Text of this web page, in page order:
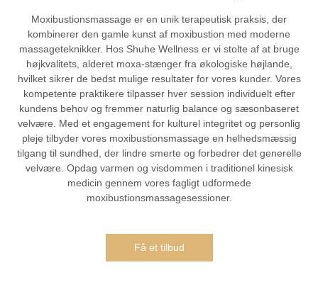
Moxibustionsmassage er en unik terapeutisk praksis, der
kombinerer den gamle kunst af moxibustion med moderne
massageteknikker. Hos Shuhe Wellness er vi stolte af at bruge
højkvalitets, alderet moxa-stænger fra økologiske højlande,
hvilket sikrer de bedst mulige resultater for vores kunder. Vores
kompetente praktikere tilpasser hver session individuelt efter
kundens behov og fremmer naturlig balance og sæsonbaseret
velvære. Med et engagement for kulturel integritet og personlig
pleje tilbyder vores moxibustionsmassage en helhedsmæssig
tilgang til sundhed, der lindre smerte og forbedrer det generelle
velvære. Opdag varmen og visdommen i traditionel kinesisk
medicin gennem vores fagligt udformede
moxibustionsmassagesessioner.
Få et tilbud